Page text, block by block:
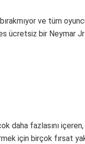
ve tüm
ücretsiz bir Neymar
daha fazlasını
için birçok fırsat